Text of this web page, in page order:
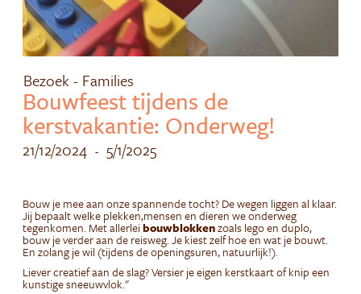
Bezoek - Families
Bouwfeest tijdens de
kerstvakantie: Onderweg!
21/12/2024 - 5/1/2025
Bouw je mee aan onze spannende tocht? De wegen liggen al klaar.
Jij bepaalt welke plekken,mensen en dieren we onderweg
tegenkomen. Met allerleibouwblokkenzoals lego en duplo,
bouw je verder aan de reisweg. Je kiest zelf hoe en wat je bouwt.
En zolang je wil (tijdens de openingsuren, natuurlijk!).
Liever creatief aan de slag? Versier je eigen kerstkaart of knip een
kunstige sneeuwvlok."